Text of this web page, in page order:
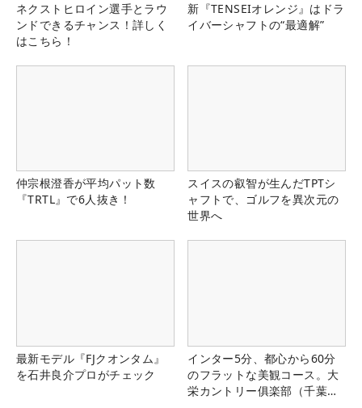
ネクストヒロイン選手とラウ
ンドできるチャンス！詳しく
はこちら！
新『TENSEIオレンジ』はドラ
イバーシャフトの“最適解”
仲宗根澄香が平均パット数
『TRTL』で6人抜き！
スイスの叡智が生んだTPTシ
ャフトで、ゴルフを異次元の
世界へ
最新モデル『FJクオンタム』
を石井良介プロがチェック
インター5分、都心から60分
のフラットな美観コース。大
栄カントリー俱楽部（千葉